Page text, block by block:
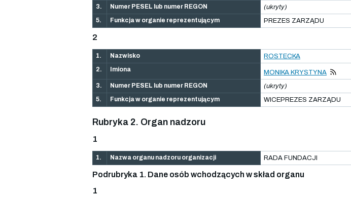
3.
Numer PESEL lub numer REGON
(ukryty)
5.
Funkcja w organie reprezentującym PREZES ZARZĄDU
2
1. Nazwisko
ROSTECKA
2.
Imiona
MONIKA KRYSTYNA
3.
Numer PESEL lub numer REGON
(ukryty)
5.
Funkcja w organie reprezentującym WICEPREZES ZARZĄDU
Rubryka 2. Organ nadzoru
1
1. Nazwa organu nadzoru organizacji RADA FUNDACJI
Podrubryka 1. Dane osób wchodzących w skład organu
1